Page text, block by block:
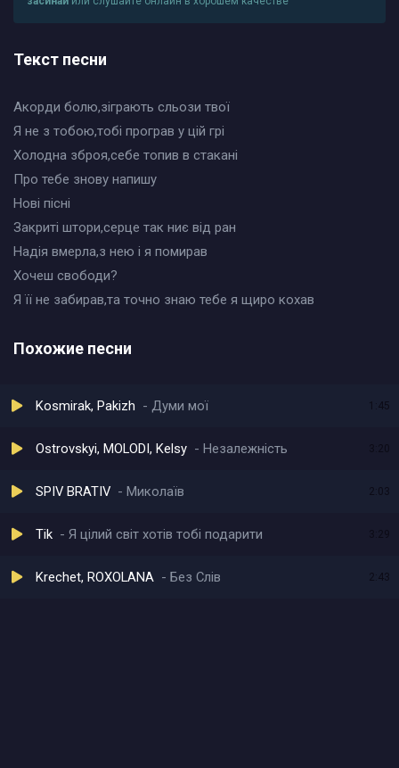
Текст песни
Акорди болю,зіграють сльози твої
Я не з тобою,тобі програв у цій грі
Холодна зброя,себе топив в стакані
Про тебе знову напишу
Нові пісні
Закриті штори,серце так ниє від ран
Надія вмерла,з нею і я помирав
Хочеш свободи?
Я її не забирав,та точно знаю тебе я щиро кохав
Похожие песни
Kosmirak, Pakizh Думи мої 1:45
Ostrovskyi, MOLODI, Kelsy Незалежність
SPIV BRATIV Миколаїв 2:03
Tik Я цілий світ хотів тобі подарити
Krechet, ROXOLANA Без Слів 2:43